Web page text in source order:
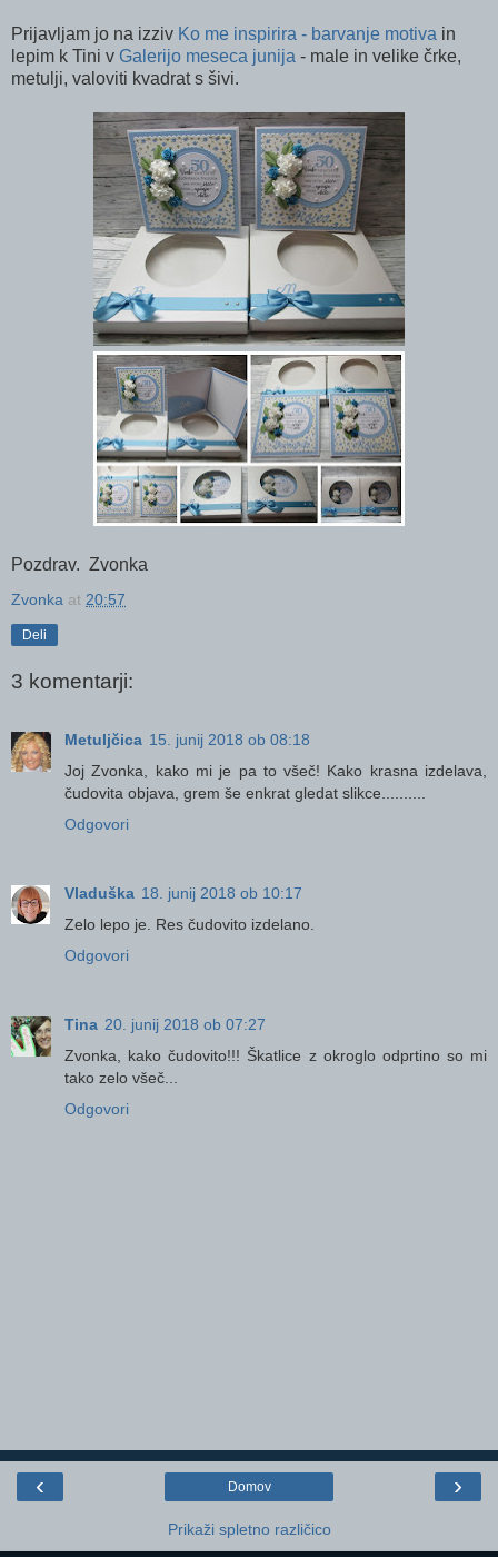
Prijavljam jo na izziv Ko me inspirira - barvanje motiva in
lepim k Tini v Galerijo meseca junija - male in velike črke,
metulji, valoviti kvadrat s šivi.
Pozdrav. Zvonka
Zvonka at 20:57
Deli
3 komentarji:
Metuljčica 15. junij 2018 ob 08:18
Joj Zvonka, kako mi je pa to všeč! Kako krasna izdelava,
čudovita objava, grem še enkrat gledat slikce..........
Odgovori
Vladuška 18. junij 2018 ob 10:17
Zelo lepo je. Res čudovito izdelano.
Odgovori
Tina 20. junij 2018 ob 07:27
Zvonka, kako čudovito!!! Škatlice z okroglo odprtino so mi
tako zelo všeč...
Odgovori
‹ ›
Domov
Prikaži spletno različico